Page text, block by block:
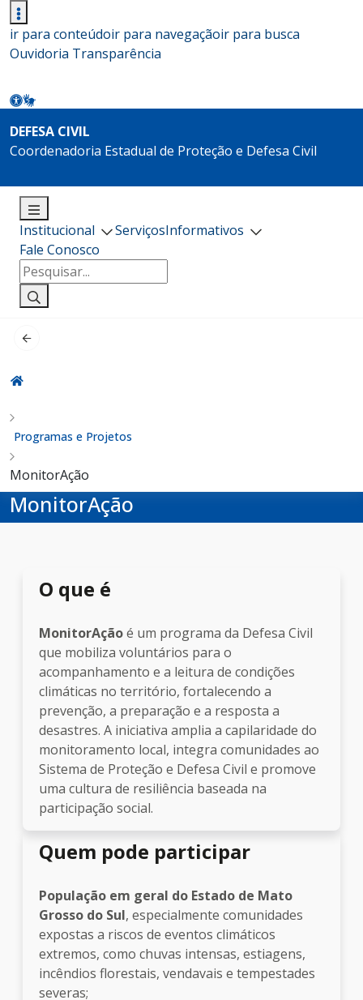
ir para conteúdoir para navegaçãoir para busca
Ouvidoria Transparência
DEFESA CIVIL
Coordenadoria Estadual de Proteção e Defesa Civil
Institucional ServiçosInformativos
Fale Conosco
Pesquisar
por:
Programas e Projetos
MonitorAção
MonitorAção
O que é
MonitorAçãoé um programa da Defesa Civil
que mobiliza voluntários para o
acompanhamento e a leitura de condições
climáticas no território, fortalecendo a
prevenção, a preparação e a resposta a
desastres. A iniciativa amplia a capilaridade do
monitoramento local, integra comunidades ao
Sistema de Proteção e Defesa Civil e promove
uma cultura de resiliência baseada na
participação social.
Quem pode participar
População em geral do Estado de Mato
Grosso do Sul, especialmente comunidades
expostas a riscos de eventos climáticos
extremos, como chuvas intensas, estiagens,
incêndios florestais, vendavais e tempestades
severas;